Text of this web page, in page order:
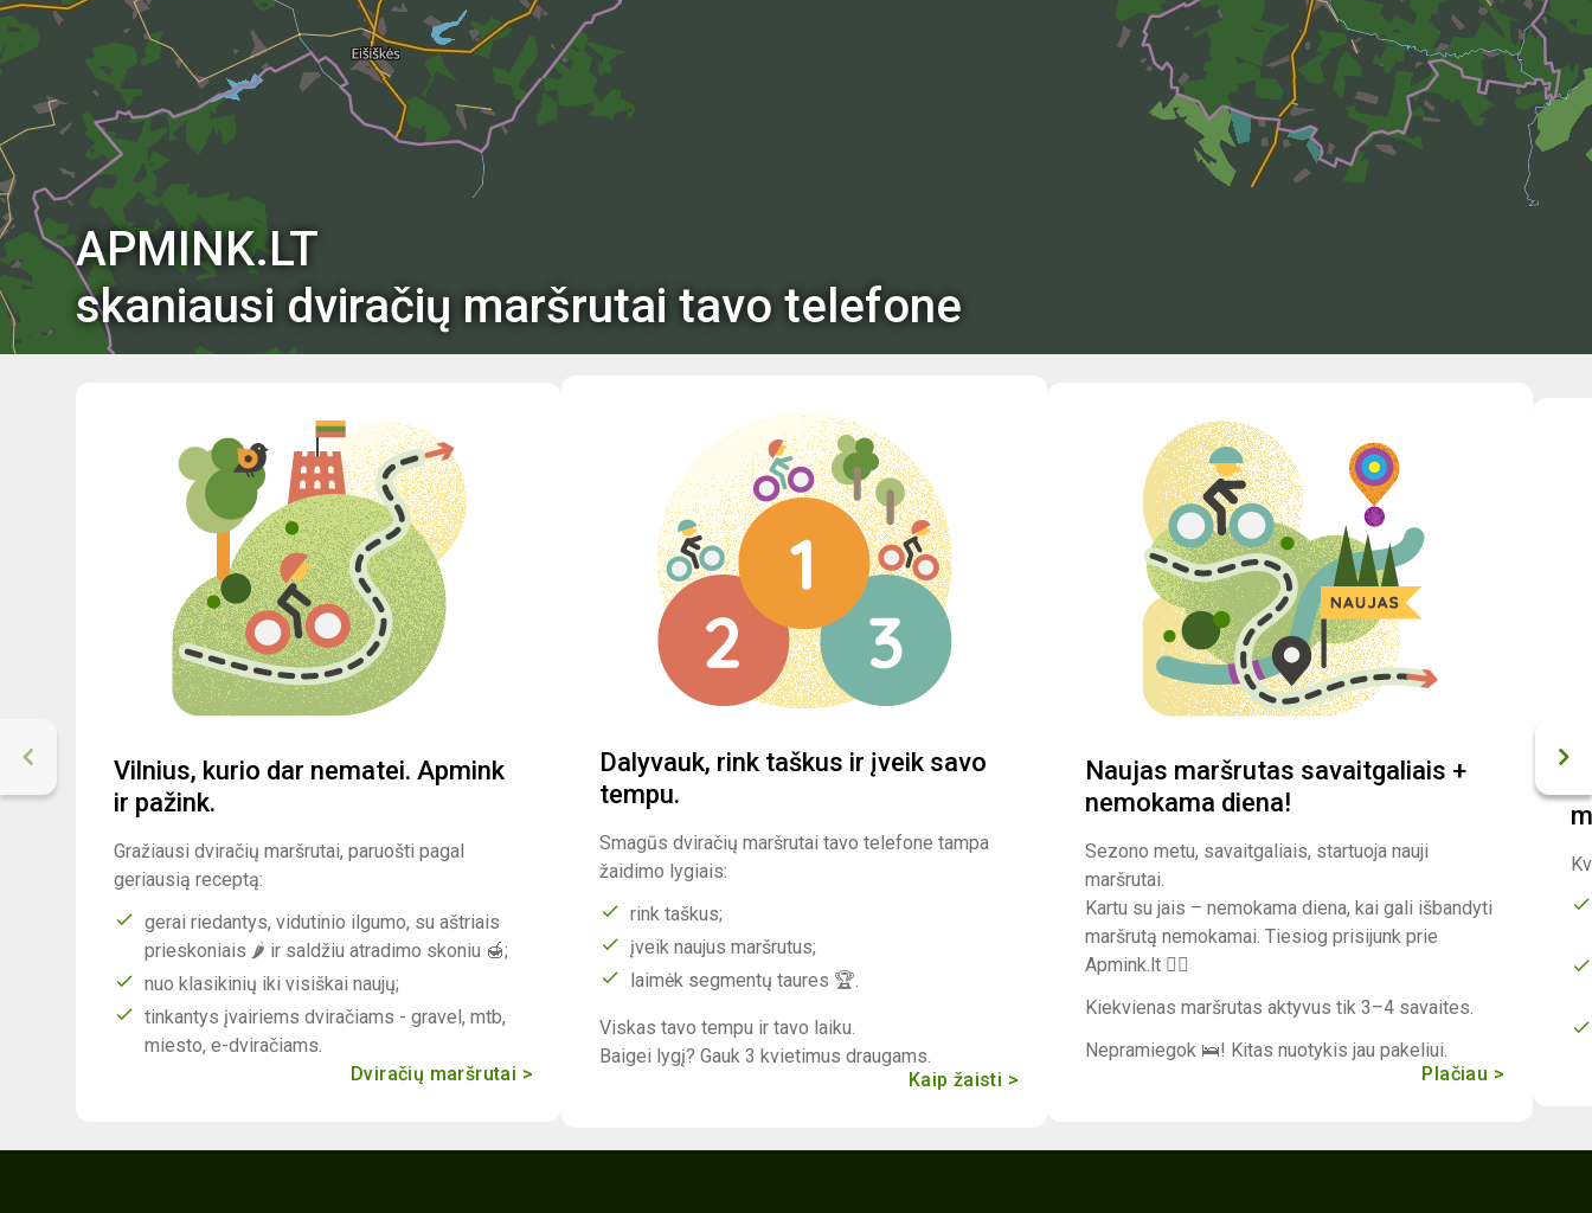
APMINK.LT
skaniausi dviračių maršrutai tavo telefone
Vilnius, kurio dar nematei. Apmink
ir pažink.
Gražiausi dviračių maršrutai, paruošti pagal
geriausią receptą:
gerai riedantys, vidutinio ilgumo, su aštriais
prieskoniais 🌶 ir saldžiu atradimo skoniu 🍯;
nuo klasikinių iki visiškai naujų;
tinkantys įvairiems dviračiams - gravel, mtb,
miesto, e-dviračiams.
Dviračių maršrutai >
Dalyvauk, rink taškus ir įveik savo
tempu.
Smagūs dviračių maršrutai tavo telefone tampa
žaidimo lygiais:
rink taškus;
įveik naujus maršrutus;
laimėk segmentų taures 🏆.
Viskas tavo tempu ir tavo laiku.
Baigei lygį? Gauk 3 kvietimus draugams.
Kaip žaisti >
Naujas maršrutas savaitgaliais +
nemokama diena!
Sezono metu, savaitgaliais, startuoja nauji
maršrutai.
Kartu su jais – nemokama diena, kai gali išbandyti
maršrutą nemokamai. Tiesiog prisijunk prie
Apmink.lt 🚴‍♀️
Kiekvienas maršrutas aktyvus tik 3–4 savaites.
Nepramiegok 🛌! Kitas nuotykis jau pakeliui.
Plačiau >